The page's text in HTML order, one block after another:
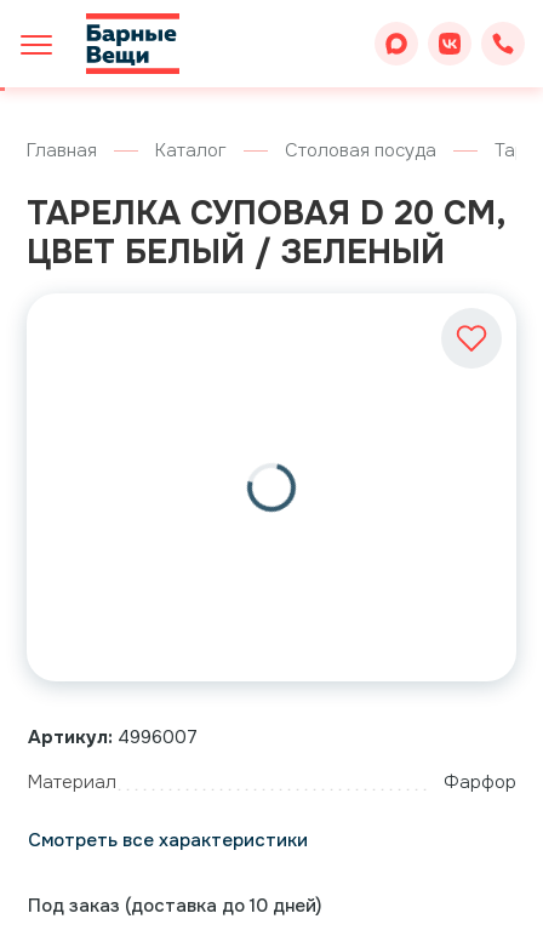
Главная Каталог Столовая посуда
ТАРЕЛКА СУПОВАЯ D 20 СМ,
ЦВЕТ БЕЛЫЙ / ЗЕЛЕНЫЙ
Артикул: 4996007
Материал
Фарфор
Смотреть все характеристики
Под заказ (доставка до 10 дней)